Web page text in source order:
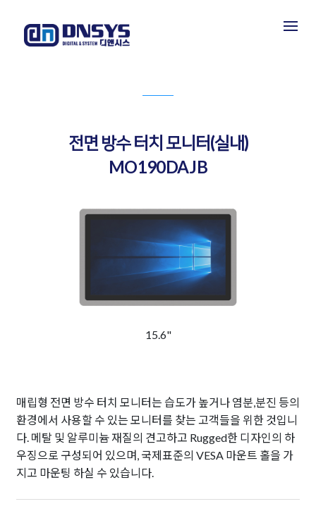
전면 방수 터치 모니터(실내)
15.6"
매립형 전면 방수 터치 모니터는 습도가 높거나 염분,분진 등의
환경에서 사용할 수 있는 모니터를 찾는 고객들을 위한 것입니
다. 메탈 및 알루미늄 재질의 견고하고 Rugged한 디자인의 하
우징으로 구성되어 있으며, 국제표준의 VESA 마운트 홀을 가
지고 마운팅 하실 수 있습니다.
MO190DAJB